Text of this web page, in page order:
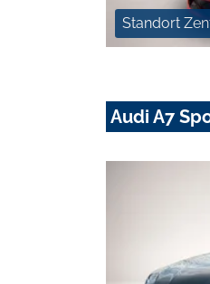
Standort
Audi A7